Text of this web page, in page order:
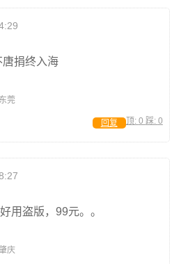
唐捐终入海
莞
顶: 0 踩: 0
回复
用盗版，99元。。
庆